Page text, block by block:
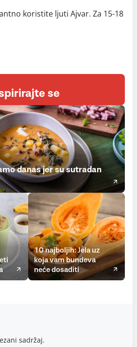
koristite ljuti Ajvar. Za 15-18
se
danas jer su sutradan
10 najboljih: Jela uz
koja vam bundeva
neće dosaditi
sadržaj.